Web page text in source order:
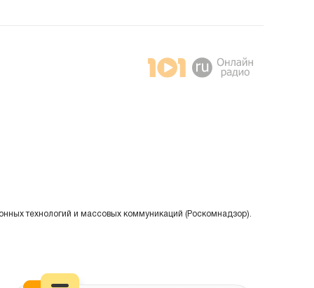
технологий и массовых коммуникаций (Роскомнадзор).